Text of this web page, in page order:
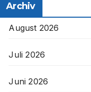
Archiv
August 2026
Juli 2026
Juni 2026